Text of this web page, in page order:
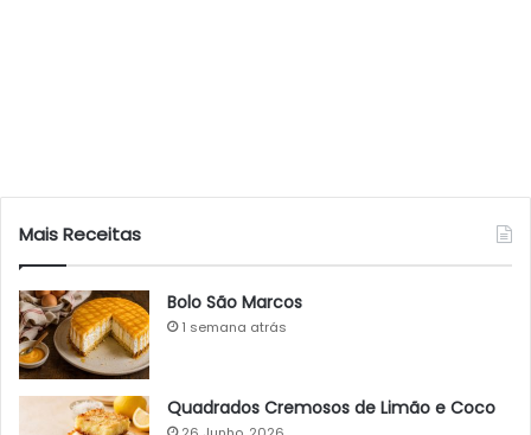
Mais Receitas
Bolo São Marcos
1 semana atrás
Quadrados Cremosos de Limão e Coco